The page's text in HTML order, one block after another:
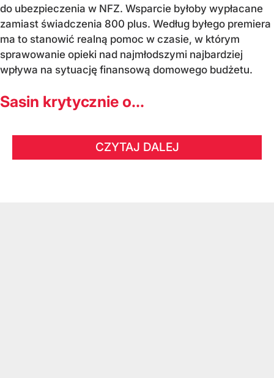
do ubezpieczenia w NFZ. Wsparcie byłoby wypłacane
zamiast świadczenia 800 plus. Według byłego premiera
ma to stanowić realną pomoc w czasie, w którym
sprawowanie opieki nad najmłodszymi najbardziej
wpływa na sytuację finansową domowego budżetu.
Sasin krytycznie o...
CZYTAJ DALEJ